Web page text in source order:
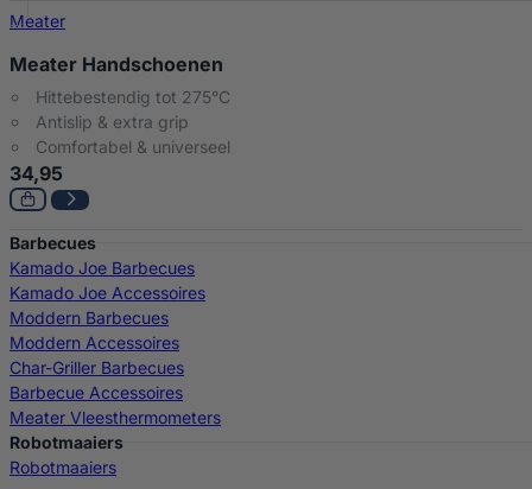
Meater
Meater Handschoenen
Hittebestendig tot 275°C
Antislip & extra grip
Comfortabel & universeel
34,95
Barbecues
Kamado Joe Barbecues
Kamado Joe Accessoires
Moddern Barbecues
Moddern Accessoires
Char-Griller Barbecues
Barbecue Accessoires
Meater Vleesthermometers
Robotmaaiers
Robotmaaiers